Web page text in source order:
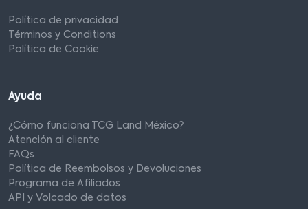
Política de privacidad
Términos y Conditions
Política de Cookie
Ayuda
¿Cómo funciona TCG Land México?
Atención al cliente
FAQs
Política de Reembolsos y Devoluciones
Programa de Afiliados
API y Volcado de datos